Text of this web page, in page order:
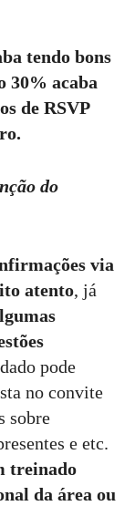
tendo bons
30% acaba
de RSVP
do
via
atento, já
pode
no convite
sobre
e etc.
treinado
da área ou